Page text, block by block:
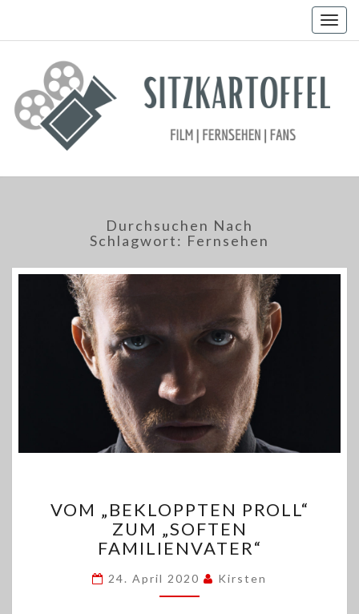
Durchsuchen Nach
Schlagwort: Fernsehen
„BEKLOPPTEN
PROLL“
ZUM
FAMILIENVATER“
VOM „BEKLOPPTEN PROLL“
ZUM „SOFTEN
FAMILIENVATER“
24. April 2020 Kirsten